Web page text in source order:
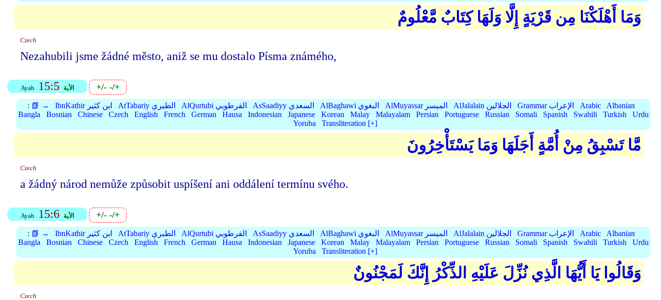
وَمَا أَهْلَكْنَا مِن قَرْيَةٍ إِلَّا وَلَهَا كِتَابٌ مَّعْلُومٌ
Czech
Nezahubili jsme žádné město, aniž se mu dostalo Písma známého,
Ayah 15:5 الأية +/--/+
: 📗 → IbnKathir ابن كثير AtTabariy الطبري AlQurtubi القرطوبي AsSaadiyy السعدي AlBaghawi البغوي AlMuyassar الميسر AlJalalain الجلالين Grammar الإعراب Arabic
Albanian
Bangla
Bosnian Chinese Czech English French German Hausa Indonesian Japanese Korean Malay Malayalam Persian Portuguese Russian Somali Spanish Swahili Turkish
Urdu
Yoruba
Transliteration [+]
مَّا تَسْبِقُ مِنْ أُمَّةٍ أَجَلَهَا وَمَا يَسْتَأْخِرُونَ
Czech
a žádný národ nemůže způsobit uspíšení ani oddálení termínu svého.
Ayah 15:6 الأية +/--/+
: 📗 → IbnKathir ابن كثير AtTabariy الطبري AlQurtubi القرطوبي AsSaadiyy السعدي AlBaghawi البغوي AlMuyassar الميسر AlJalalain الجلالين Grammar الإعراب Arabic
Albanian
Bangla
Bosnian Chinese Czech English French German Hausa Indonesian Japanese Korean Malay Malayalam Persian Portuguese Russian Somali Spanish Swahili Turkish
Urdu
Yoruba
Transliteration [+]
وَقَالُوا يَا أَيُّهَا الَّذِي نُزِّلَ عَلَيْهِ الذِّكْرُ إِنَّكَ لَمَجْنُونٌ
Czech